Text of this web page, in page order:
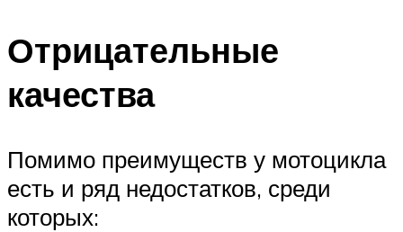
Отрицательные
качества
Помимо преимуществ у мотоцикла
есть и ряд недостатков, среди
которых: